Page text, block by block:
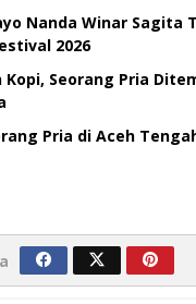
Nanda Winar Sagita
2026
Kopi, Seorang Pria
Pria di Aceh